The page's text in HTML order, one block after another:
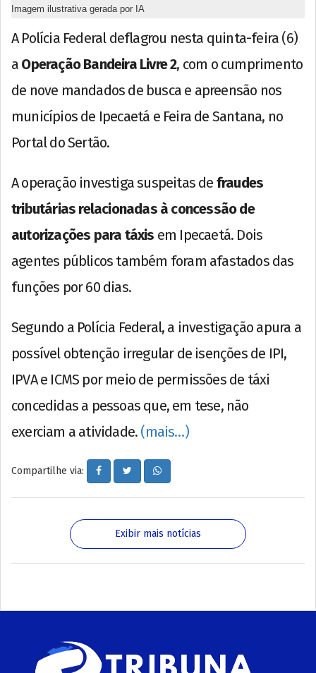
Imagem ilustrativa gerada por IA
A Polícia Federal deflagrou nesta quinta-feira (6)
a Operação Bandeira Livre 2, com o cumprimento
de nove mandados de busca e apreensão nos
municípios de Ipecaetá e Feira de Santana, no
Portal do Sertão.
A operação investiga suspeitas de fraudes
tributárias relacionadas à concessão de
autorizações para táxis em Ipecaetá. Dois
agentes públicos também foram afastados das
funções por 60 dias.
Segundo a Polícia Federal, a investigação apura a
possível obtenção irregular de isenções de IPI,
IPVA e ICMS por meio de permissões de táxi
concedidas a pessoas que, em tese, não
exerciam a atividade. (mais…)
Compartilhe via:
Exibir mais notícias